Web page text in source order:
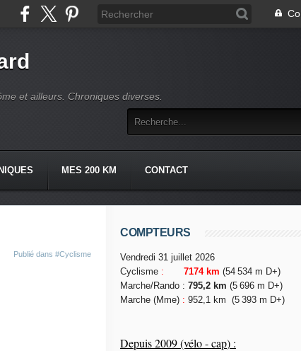
et ailleurs. Chroniques diverses.
MES 200 KM CONTACT
Publié dans #Cyclisme
COMPTEURS
Vendredi 31 juillet 2026
Cyclisme : 7174 km (54 534 m D+)
Marche/Rando : 795,2 km (5 696 m D+)
Marche (Mme) : 952,1 km (5 393 m D+)
Depuis 2009 (vélo - cap) :